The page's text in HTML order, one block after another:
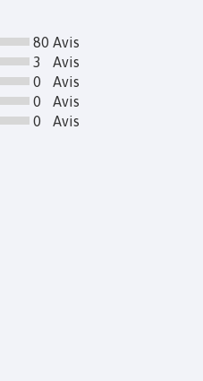
80 Avis
3
Avis
0
Avis
0
Avis
0 Avis